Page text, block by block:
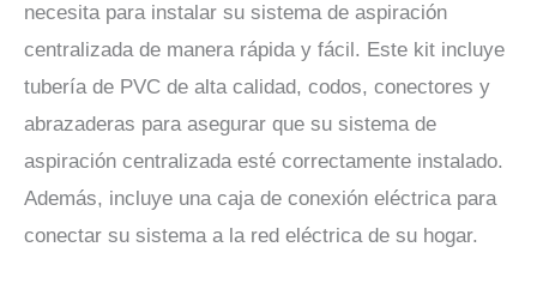
necesita para instalar su sistema de aspiración
centralizada de manera rápida y fácil. Este kit incluye
tubería de PVC de alta calidad, codos, conectores y
abrazaderas para asegurar que su sistema de
aspiración centralizada esté correctamente instalado.
Además, incluye una caja de conexión eléctrica para
conectar su sistema a la red eléctrica de su hogar.